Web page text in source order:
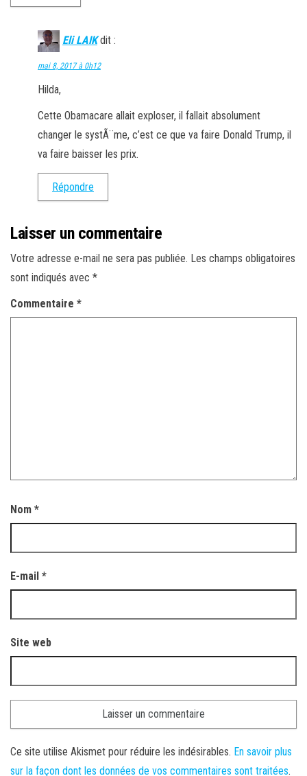
Eli LAIK dit :
mai 8, 2017 à 0h12
Hilda,
Cette Obamacare allait exploser, il fallait absolument
changer le systÃ¨me, c’est ce que va faire Donald Trump, il
va faire baisser les prix.
Répondre
Laisser un commentaire
Votre adresse e-mail ne sera pas publiée. Les champs obligatoires
sont indiqués avec *
Commentaire *
Nom *
E-mail *
Site web
Ce site utilise Akismet pour réduire les indésirables. En savoir plus
sur la façon dont les données de vos commentaires sont traitées.